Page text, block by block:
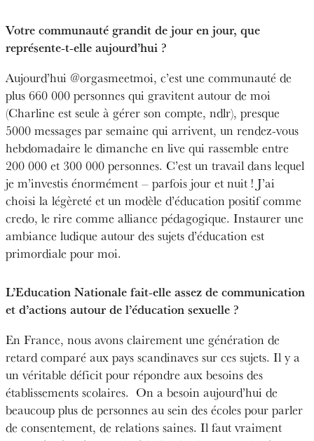
Votre communauté grandit de jour en jour, que
représente-t-elle aujourd’hui ?
Aujourd’hui @orgasmeetmoi, c’est une communauté de
plus 660 000 personnes qui gravitent autour de moi
(Charline est seule à gérer son compte, ndlr), presque
5000 messages par semaine qui arrivent, un rendez-vous
hebdomadaire le dimanche en live qui rassemble entre
200 000 et 300 000 personnes. C’est un travail dans lequel
je m’investis énormément – parfois jour et nuit ! J’ai
choisi la légèreté et un modèle d’éducation positif comme
credo, le rire comme alliance pédagogique. Instaurer une
ambiance ludique autour des sujets d’éducation est
primordiale pour moi.
L’Education Nationale fait-elle assez de communication
et d’actions autour de l’éducation sexuelle ?
En France, nous avons clairement une génération de
retard comparé aux pays scandinaves sur ces sujets. Il y a
un véritable déficit pour répondre aux besoins des
établissements scolaires. On a besoin aujourd’hui de
beaucoup plus de personnes au sein des écoles pour parler
de consentement, de relations saines. Il faut vraiment